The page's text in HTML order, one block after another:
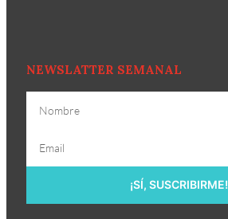
NEWSLATTER SEMANAL
¡SÍ, SUSCRIBIRME!